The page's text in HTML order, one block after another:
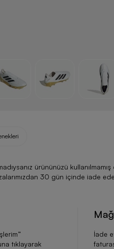
ürününüzü
30 gün içinde iade
”
tıklayarak
İade